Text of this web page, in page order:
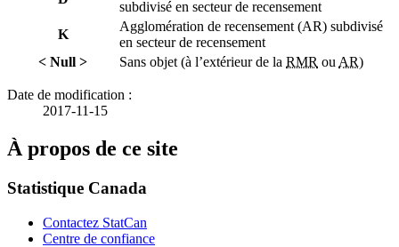
subdivisé en secteur de recensement
K
Agglomération de recensement (AR) subdivisé
en secteur de recensement
< Null >
Sans objet (à l’extérieur de la RMR ou AR)
Date de modification :
2017-11-15
À propos de ce site
Statistique Canada
Contactez StatCan
Centre de confiance